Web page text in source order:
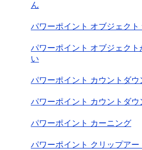
ん
パワーポイント オブジェクト
パワーポイント オブジェク
い
パワーポイント カウントダウ
パワーポイント カウントダ
パワーポイント カーニング
パワーポイント クリップアー